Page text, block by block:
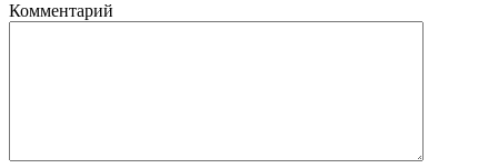
Комментарий